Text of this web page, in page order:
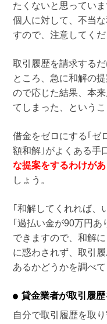
たくないと思ってい
個人に対して、不当
すので、注意してくだ
取引履歴を請求する
ところ、急に和解の
ので応じた結果、本
てしまった、という
借金をゼロにする｢ゼ
額和解｣がよくある手
な提案をするわけが
しょう。
｢和解してくれれば、
｢過払い金が90万円あ
できますので、和解
に惑わされず、取引
あるかどうかを調べて
貸金業者が取引履
自分で取引履歴を取